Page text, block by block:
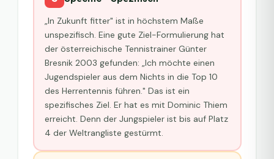
„In Zukunft fitter" ist in höchstem Maße
unspezifisch. Eine gute Ziel-Formulierung hat
der österreichische Tennistrainer Günter
Bresnik 2003 gefunden: „Ich möchte einen
Jugendspieler aus dem Nichts in die Top 10
des Herrentennis führen." Das ist ein
spezifisches Ziel. Er hat es mit Dominic Thiem
erreicht. Denn der Jungspieler ist bis auf Platz
4 der Weltrangliste gestürmt.